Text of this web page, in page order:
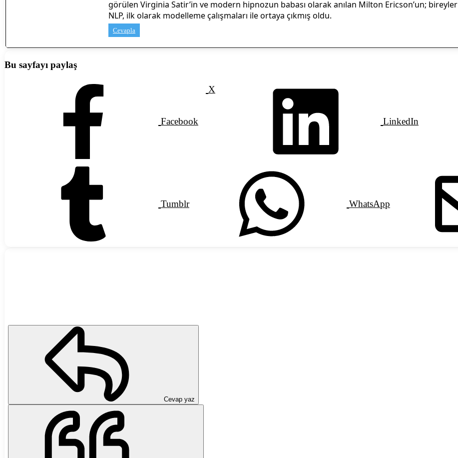
görülen Virginia Satir’in ve modern hipnozun babası olarak anılan Milton Ericson’un;
NLP, ilk olarak modelleme çalışmaları ile ortaya çıkmış oldu.
Cevapla
Bu sayfayı paylaş
Facebook
X
LinkedIn
Tumblr WhatsApp
Cevap yaz